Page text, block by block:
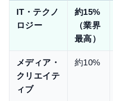
IT・テクノ
ロジー
約15%
（業界
最高）
メディア・
クリエイテ
ィブ
約10%